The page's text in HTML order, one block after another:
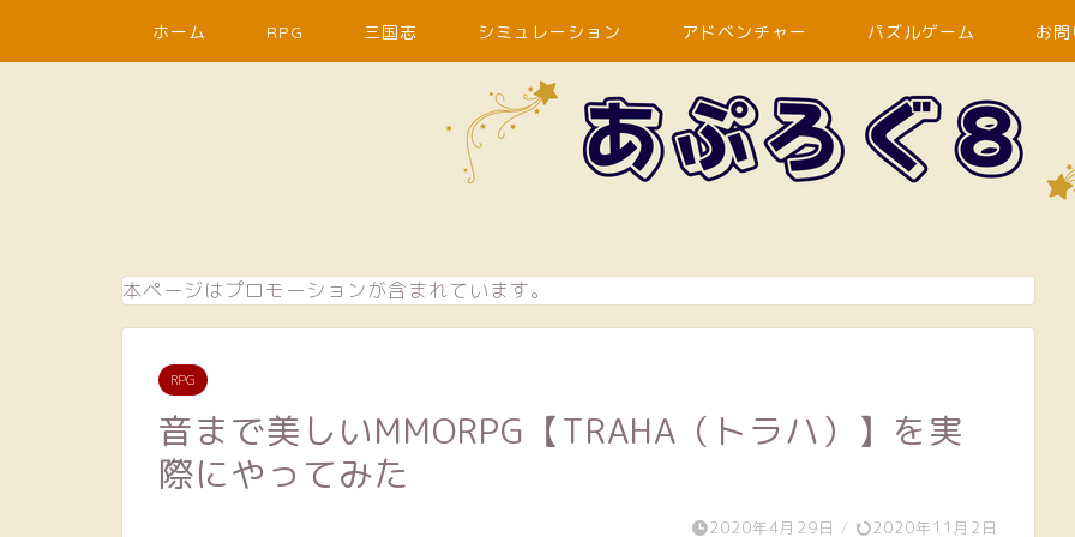
ホーム RPG 三国志 シミュレーション アドベンチャー パズルゲーム お
本ページはプロモーションが含まれています。
RPG
音まで美しいMMORPG【TRAHA（トラハ）】を実
際にやってみた
2020年4月29日 / 2020年11月2日